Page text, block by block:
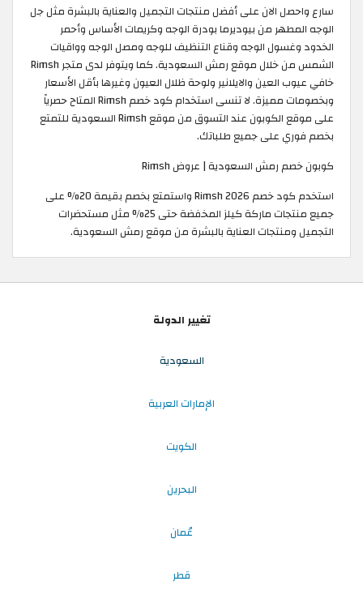
سارع واحصل الان على أفضل منتجات التجميل والعناية بالبشرة مثل جل
الوجه المطهر من بيوديرما بودرة الوجه وكريمات الأساس وأحمر
الخدود وغسول الوجه وقناع التنظيف للوجه ومصل الوجه وواقيات
الشمس من خلال موقع رمش السعودية. كما ويتوفر لدى متجر Rimsh
خافي عيوب العين والايلانير ولوحة ظلال العيون وغيرها بأقل الأسعار
وبخصومات مميزة. لا تنسى استخدام كود خصم Rimsh المتاح حصرياً
على موقع الكوبون عند التسوق من موقع Rimsh السعودية للتمتع
بخصم فوري على جميع طلباتك. ​
كوبون خصم رمش السعودية | عروض Rimsh
استخدم كود خصم Rimsh 2026 واستمتع بخصم بقيمة 20% على
جميع منتجات ماركة كيلز المخفضة حتى 25% مثل مستحضرات
التجميل ومنتجات العناية بالبشرة من موقع رمش السعودية.
تغيير الدولة
السعودية
الإمارات العربية
الكويت
البحرين
عُمان
قطر